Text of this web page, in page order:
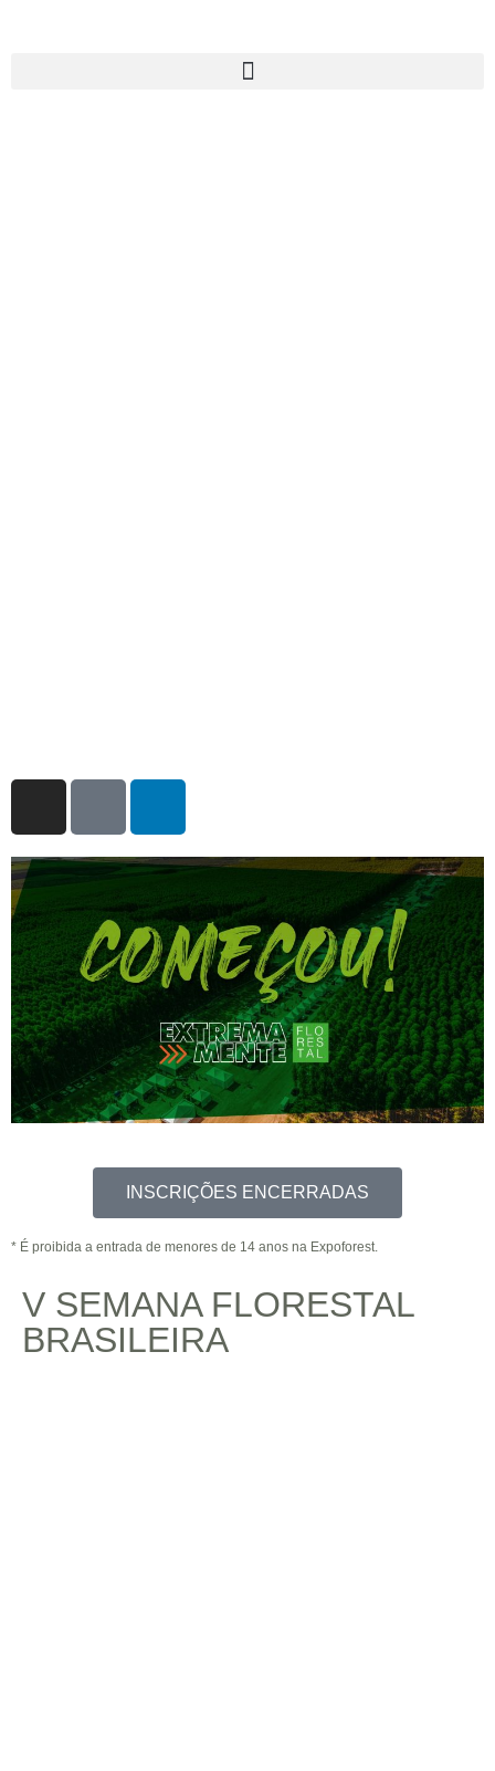
INSCRIÇÕES ENCERRADAS
* É proibida a entrada de menores de 14 anos na Expoforest.
V SEMANA FLORESTAL
BRASILEIRA